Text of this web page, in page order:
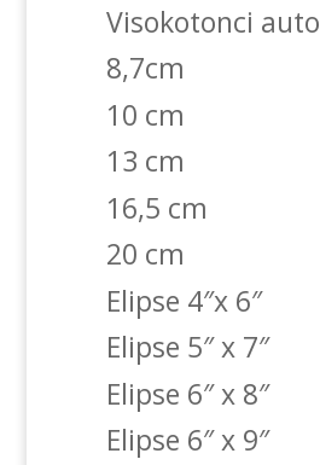
Visokotonci auto
8,7cm
10 cm
13 cm
16,5 cm
20 cm
Elipse 4″x 6″
Elipse 5″ x 7″
Elipse 6″ x 8″
Elipse 6″ x 9″